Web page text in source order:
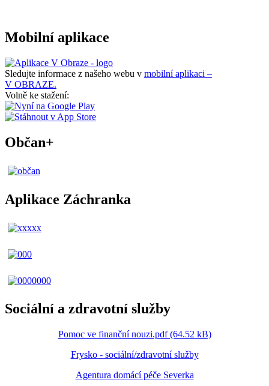
Mobilní aplikace
Sledujte informace z našeho webu v mobilní aplikaci –
V OBRAZE.
Volně ke stažení:
Občan+
Aplikace Záchranka
Sociální a zdravotní služby
Pomoc ve finanční nouzi.pdf (64.52 kB)
Frysko - sociální/zdravotní služby
Agentura domácí péče Severka